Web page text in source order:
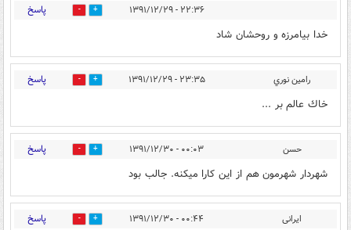
۲۲:۳۶ - ۱۳۹۱/۱۲/۲۹ 4 پاسخ
خدا بیامرزه و روحشان شاد
رامين نوري ۲۳:۳۵ - ۱۳۹۱/۱۲/۲۹ 0 پاسخ
خاك عالم بر ...
حسن ۰۰:۰۳ - ۱۳۹۱/۱۲/۳۰ 1 پاسخ
شهردار شهرمون هم از این کارا میکنه. جالب بود
ایرانی ۰۰:۴۴ - ۱۳۹۱/۱۲/۳۰ 0 پاسخ